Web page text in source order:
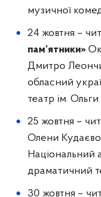
музичної
24 жовтня –
пам’ятники»
Дмитро
обласний
театр ім.
25 жовтня –
Олени
Національний
драматичний
30 жовтня –